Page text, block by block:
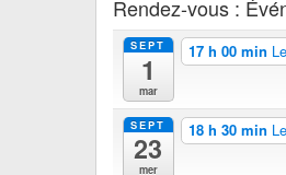
Rendez-vous :
SEPT
1
mar
17 h 00 min
SEPT
23
mer
18 h 30 min